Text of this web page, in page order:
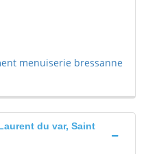
menuiserie bressanne
du var, Saint